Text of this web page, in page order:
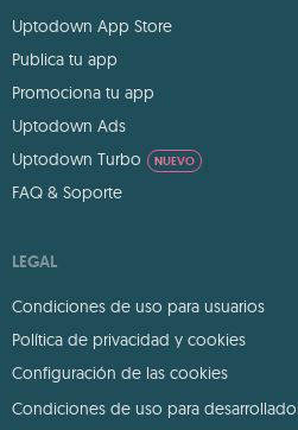
Uptodown App Store
Publica tu app
Promociona tu app
Uptodown Ads
Uptodown Turbo
NUEVO
FAQ & Soporte
LEGAL
Condiciones de uso para usuarios
Política de privacidad y cookies
Configuración de las cookies
Condiciones de uso para